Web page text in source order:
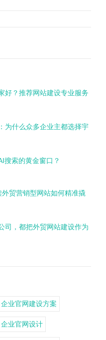
好？推荐网站建设专业服务
为什么众多企业主都选择宇
搜索的黄金窗口？
贸营销型网站如何精准撬
司，都把外贸网站建设作为
企业官网建设方案
企业官网设计